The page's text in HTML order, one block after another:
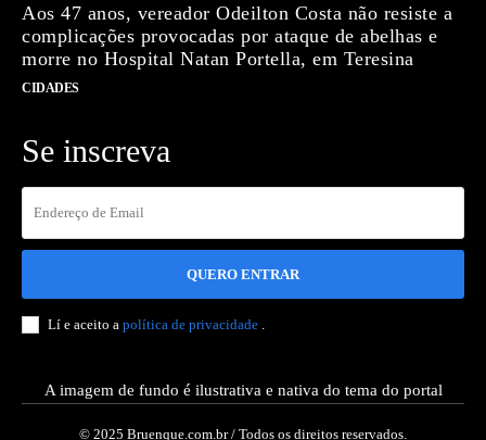
Aos 47 anos, vereador Odeilton Costa não resiste a
complicações provocadas por ataque de abelhas e
morre no Hospital Natan Portella, em Teresina
CIDADES
Se inscreva
QUERO ENTRAR
Lí e aceito a política de privacidade
A imagem de fundo é ilustrativa e nativa do tema do portal
© 2025 Bruenque.com.br / Todos os direitos reservados.